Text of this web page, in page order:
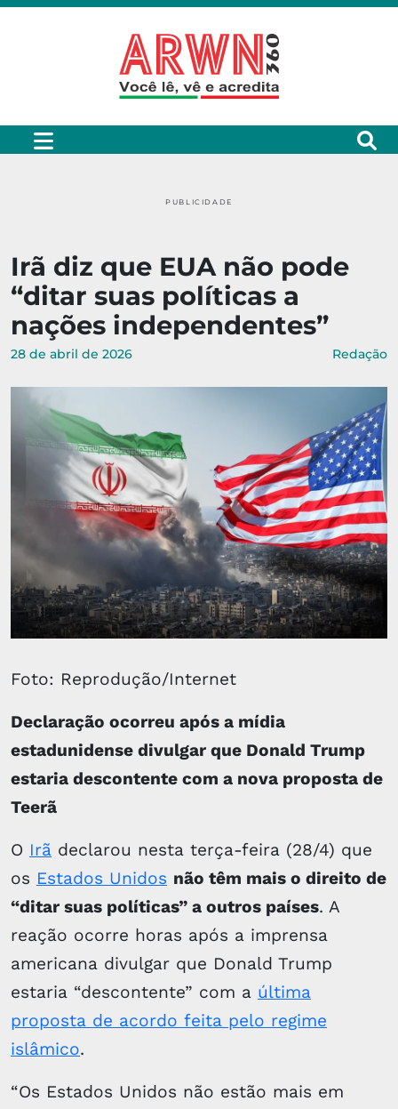
PUBLICIDADE
Irã diz que EUA não pode
“ditar suas políticas a
nações independentes”
28 de abril de 2026 Redação
Foto: Reprodução/Internet
Declaração ocorreu após a mídia
estadunidense divulgar que Donald Trump
estaria descontente com a nova proposta de
Teerã
O Irã declarou nesta terça-feira (28/4) que
os Estados Unidos não têm mais o direito de
“ditar suas políticas” a outros países. A
reação ocorre horas após a imprensa
americana divulgar que Donald Trump
estaria “descontente” com a última
proposta de acordo feita pelo regime
islâmico.
“Os Estados Unidos não estão mais em